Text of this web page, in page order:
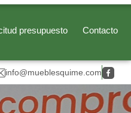
presupuesto Contacto
info@mueblesquime.com